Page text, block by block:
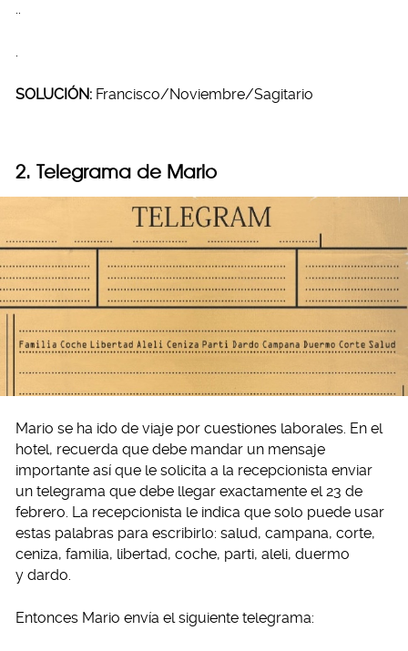
..
.
SOLUCIÓN: Francisco/Noviembre/Sagitario
2. Telegrama de Mario
Mario se ha ido de viaje por cuestiones laborales. En el
hotel, recuerda que debe mandar un mensaje
importante así que le solicita a la recepcionista enviar
un telegrama que debe llegar exactamente el 23 de
febrero. La recepcionista le indica que solo puede usar
estas palabras para escribirlo: salud, campana, corte,
ceniza, familia, libertad, coche, parti, aleli, duermo
y dardo.
Entonces Mario envía el siguiente telegrama: